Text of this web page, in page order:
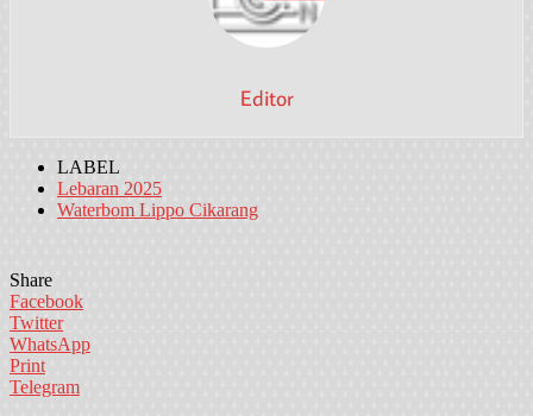
Editor
LABEL
Lebaran 2025
Waterbom Lippo Cikarang
Share
Facebook
Twitter
WhatsApp
Print
Telegram